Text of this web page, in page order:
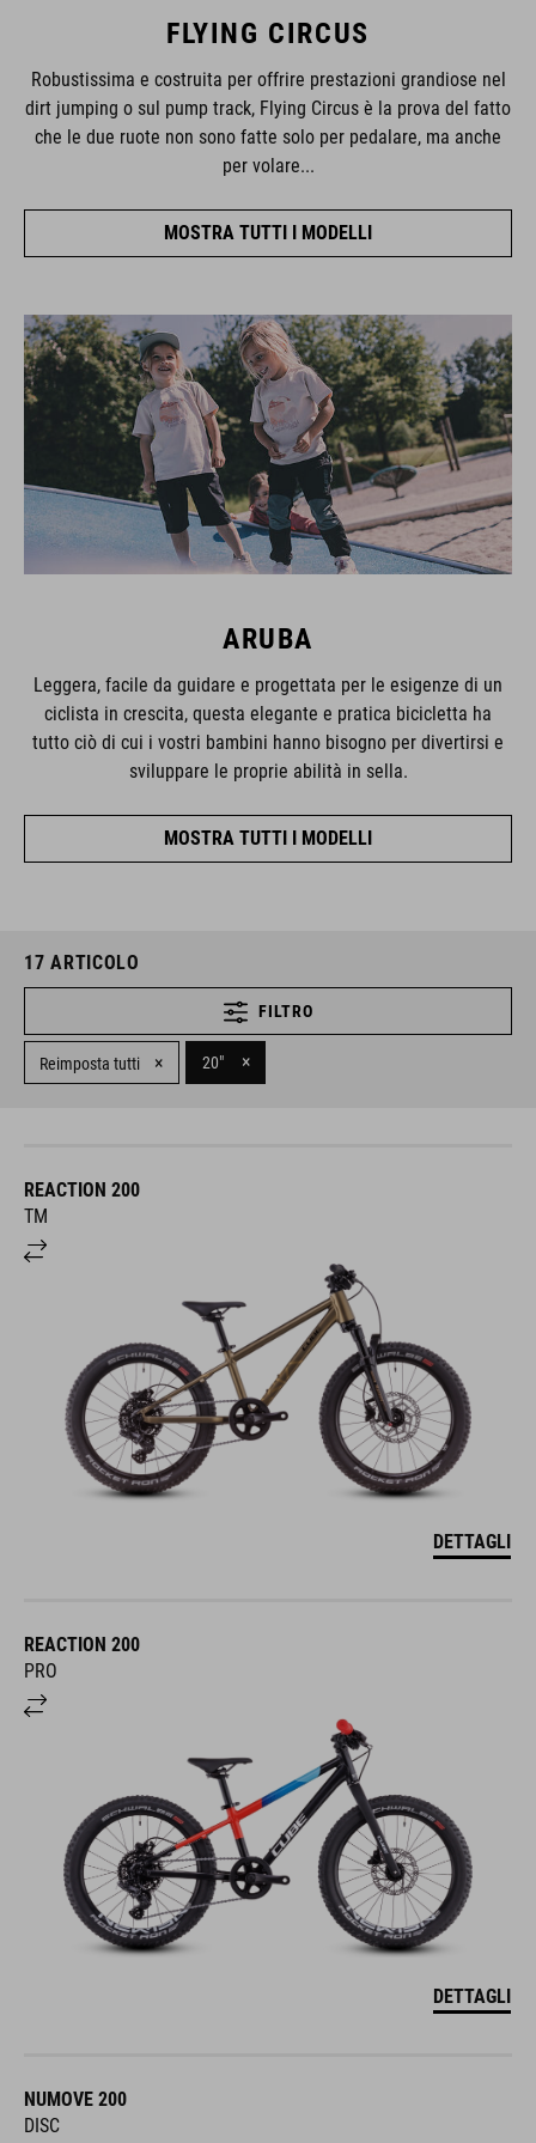
FLYING CIRCUS
Robustissima e costruita per offrire prestazioni grandiose nel
dirt jumping o sul pump track, Flying Circus è la prova del fatto
che le due ruote non sono fatte solo per pedalare, ma anche
per volare...
MOSTRA TUTTI I MODELLI
ARUBA
Leggera, facile da guidare e progettata per le esigenze di un
ciclista in crescita, questa elegante e pratica bicicletta ha
tutto ciò di cui i vostri bambini hanno bisogno per divertirsi e
sviluppare le proprie abilità in sella.
MOSTRA TUTTI I MODELLI
17 ARTICOLO
FILTRO
Reimposta tutti × 20" ×
REACTION 200
TM
DETTAGLI
REACTION 200
PRO
DETTAGLI
NUMOVE 200
DISC